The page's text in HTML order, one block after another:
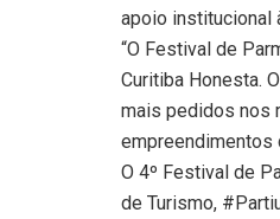
apoio institucional
“O Festival de
Curitiba Honesta.
mais pedidos nos
empreendimentos
O 4º Festival de
de Turismo,